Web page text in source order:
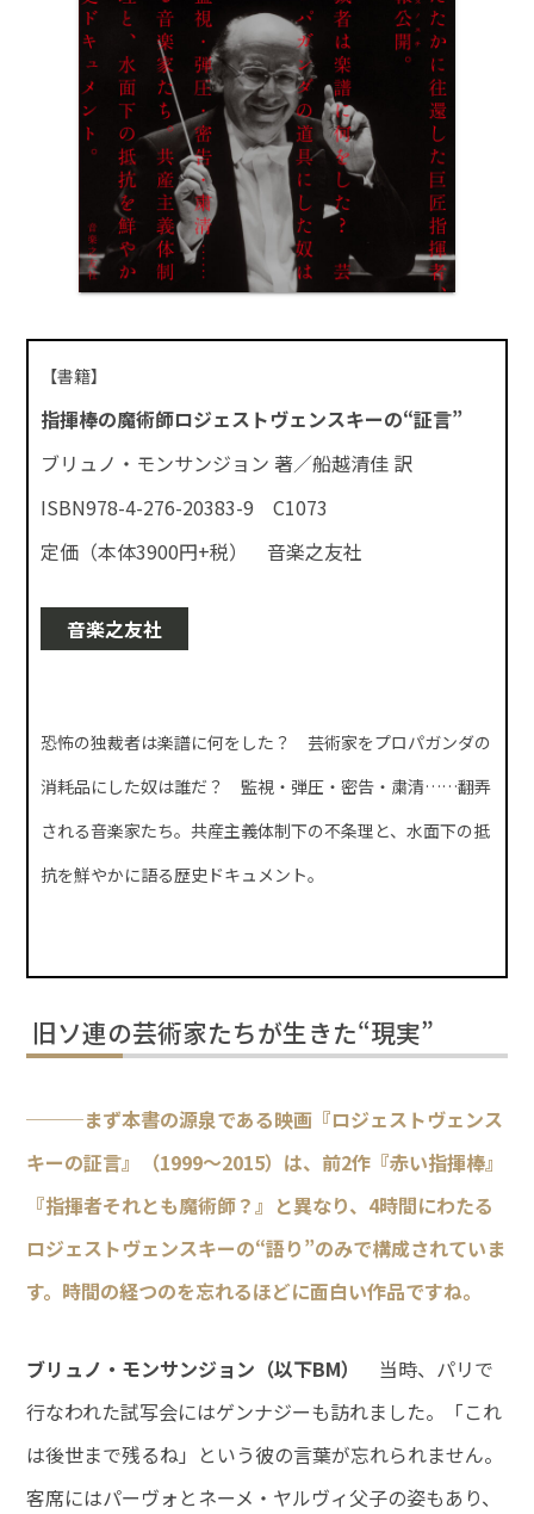
【書籍】
指揮棒の魔術師ロジェストヴェンスキーの“証言”
ブリュノ・モンサンジョン 著／船越清佳 訳
ISBN978-4-276-20383-9 C1073
定価（本体3900円+税） 音楽之友社
音楽之友社
恐怖の独裁者は楽譜に何をした？ 芸術家をプロパガンダの
消耗品にした奴は誰だ？ 監視・弾圧・密告・粛清……翻弄
される音楽家たち。共産主義体制下の不条理と、水面下の抵
抗を鮮やかに語る歴史ドキュメント。
旧ソ連の芸術家たちが生きた“現実”
───まず本書の源泉である映画『ロジェストヴェンス
キーの証言』（1999～2015）は、前2作『赤い指揮棒』
『指揮者それとも魔術師？』と異なり、4時間にわたる
ロジェストヴェンスキーの“語り”のみで構成されていま
す。時間の経つのを忘れるほどに面白い作品ですね。
ブリュノ・モンサンジョン（以下BM）
当時、パリで
行なわれた試写会にはゲンナジーも訪れました。「これ
は後世まで残るね」という彼の言葉が忘れられません。
客席にはパーヴォとネーメ・ヤルヴィ父子の姿もあり、